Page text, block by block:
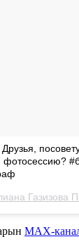
фотосессию?
Газизова
MAX-